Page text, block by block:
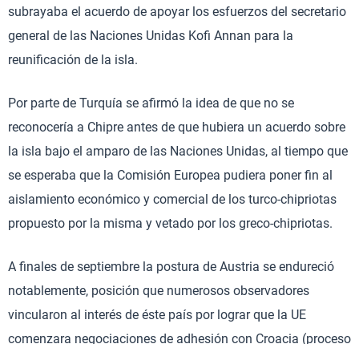
subrayaba el acuerdo de apoyar los esfuerzos del secretario
general de las Naciones Unidas Kofi Annan para la
reunificación de la isla.
Por parte de Turquía se afirmó la idea de que no se
reconocería a Chipre antes de que hubiera un acuerdo sobre
la isla bajo el amparo de las Naciones Unidas, al tiempo que
se esperaba que la Comisión Europea pudiera poner fin al
aislamiento económico y comercial de los turco-chipriotas
propuesto por la misma y vetado por los greco-chipriotas.
A finales de septiembre la postura de Austria se endureció
notablemente, posición que numerosos observadores
vincularon al interés de éste país por lograr que la UE
comenzara negociaciones de adhesión con Croacia (proceso